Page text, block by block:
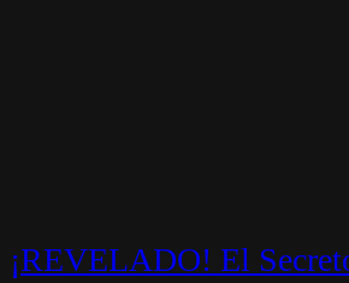
¡REVELADO! El